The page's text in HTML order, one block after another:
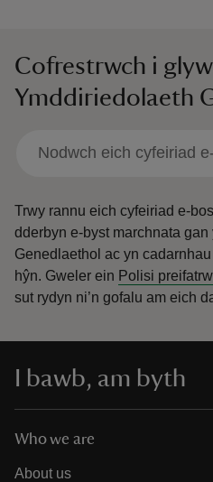
Cofrestrwch i
Ymddiriedolaeth
Trwy rannu eich cyfeiriad e-
dderbyn e-byst marchnata
Genedlaethol ac yn
hŷn. Gweler ein Polisi
sut rydyn ni’n gofalu am eich
I bawb, am byth
Who we are
About us